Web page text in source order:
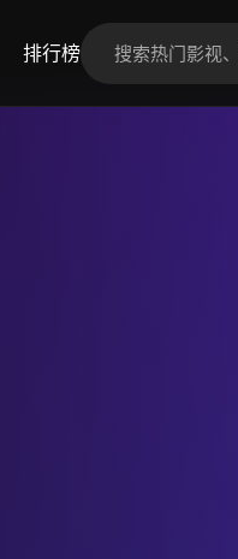
排行榜